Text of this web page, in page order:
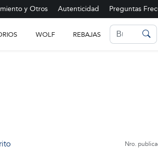
y Otros Autenticidad Preguntas
WOLF REBAJAS
Nro.
LISTA DE FAVORITOS